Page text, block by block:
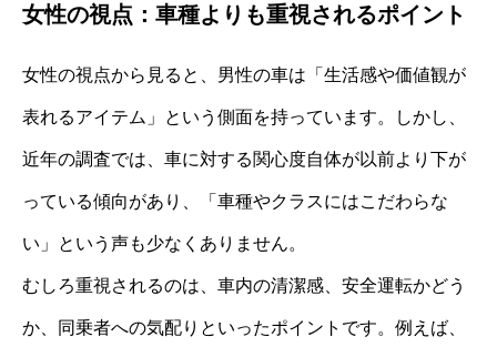
女性の視点：車種よりも重視されるポイント
女性の視点から見ると、男性の車は「生活感や価値観が
表れるアイテム」という側面を持っています。しかし、
近年の調査では、車に対する関心度自体が以前より下が
っている傾向があり、「車種やクラスにはこだわらな
い」という声も少なくありません。
むしろ重視されるのは、車内の清潔感、安全運転かどう
か、同乗者への気配りといったポイントです。例えば、